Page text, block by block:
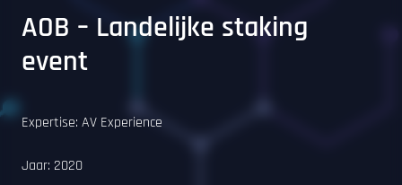
AOB – Landelijke staking
event
Expertise: AV Experience
Jaar: 2020